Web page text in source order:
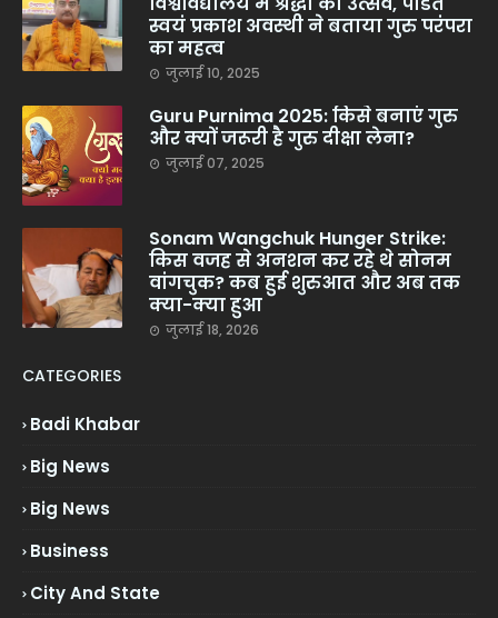
स्वयं प्रकाश अवस्थी ने बताया गुरु परंपरा
का महत्व
जुलाई 10, 2025
Guru Purnima 2025: किसे बनाएं गुरु
और क्यों जरूरी है गुरु दीक्षा लेना?
जुलाई 07, 2025
Sonam Wangchuk Hunger Strike:
किस वजह से अनशन कर रहे थे सोनम
वांगचुक? कब हुई शुरुआत और अब तक
क्या-क्या हुआ
जुलाई 18, 2026
CATEGORIES
Badi Khabar
Big News
Big News
Business
City And State